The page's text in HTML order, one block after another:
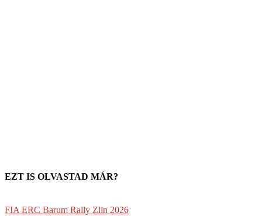
EZT IS OLVASTAD MÁR?
FIA ERC Barum Rally Zlin 2026